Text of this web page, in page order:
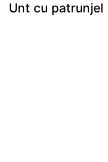
Unt cu patrunjel